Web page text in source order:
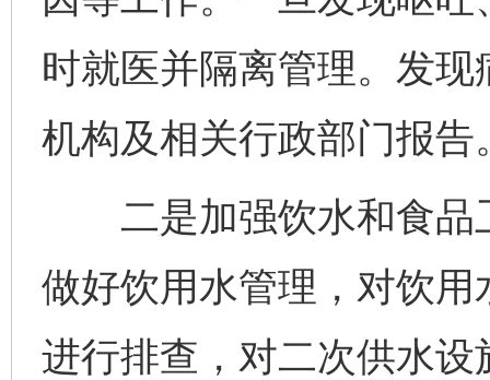
时就医并隔离管理。发
机构及相关行政部门报告
二是加强饮水和食品
做好饮用水管理，对饮
进行排查，对二次供水